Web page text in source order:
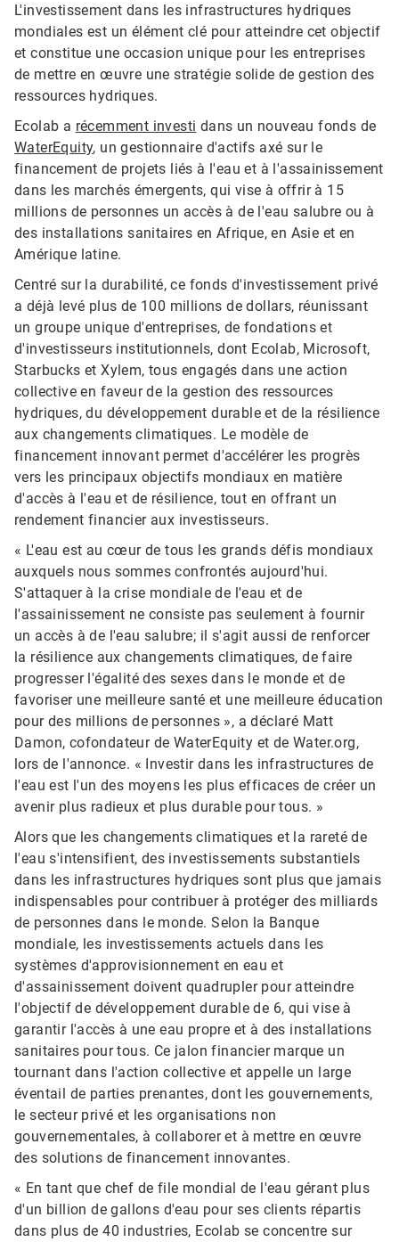
L'investissement dans les infrastructures hydriques
mondiales est un élément clé pour atteindre cet objectif
et constitue une occasion unique pour les entreprises
de mettre en œuvre une stratégie solide de gestion des
ressources hydriques.
Ecolab a récemment investi dans un nouveau fonds de
WaterEquity, un gestionnaire d'actifs axé sur le
financement de projets liés à l'eau et à l'assainissement
dans les marchés émergents, qui vise à offrir à 15
millions de personnes un accès à de l'eau salubre ou à
des installations sanitaires en Afrique, en Asie et en
Amérique latine.
Centré sur la durabilité, ce fonds d'investissement privé
a déjà levé plus de 100 millions de dollars, réunissant
un groupe unique d'entreprises, de fondations et
d'investisseurs institutionnels, dont Ecolab, Microsoft,
Starbucks et Xylem, tous engagés dans une action
collective en faveur de la gestion des ressources
hydriques, du développement durable et de la résilience
aux changements climatiques. Le modèle de
financement innovant permet d'accélérer les progrès
vers les principaux objectifs mondiaux en matière
d'accès à l'eau et de résilience, tout en offrant un
rendement financier aux investisseurs.​​​​​​​
« L'eau est au cœur de tous les grands défis mondiaux
auxquels nous sommes confrontés aujourd'hui.
S'attaquer à la crise mondiale de l'eau et de
l'assainissement ne consiste pas seulement à fournir
un accès à de l'eau salubre; il s'agit aussi de renforcer
la résilience aux changements climatiques, de faire
progresser l'égalité des sexes dans le monde et de
favoriser une meilleure santé et une meilleure éducation
pour des millions de personnes », a déclaré Matt
Damon, cofondateur de WaterEquity et de Water.org,
lors de l'annonce. « Investir dans les infrastructures de
l'eau est l'un des moyens les plus efficaces de créer un
avenir plus radieux et plus durable pour tous. »
Alors que les changements climatiques et la rareté de
l'eau s'intensifient, des investissements substantiels
dans les infrastructures hydriques sont plus que jamais
indispensables pour contribuer à protéger des milliards
de personnes dans le monde. Selon la Banque
mondiale, les investissements actuels dans les
systèmes d'approvisionnement en eau et
d'assainissement doivent quadrupler pour atteindre
l'objectif de développement durable de 6, qui vise à
garantir l'accès à une eau propre et à des installations
sanitaires pour tous.​​​​​​​ Ce jalon financier marque un
tournant dans l'action collective et appelle un large
éventail de parties prenantes, dont les gouvernements,
le secteur privé et les organisations non
gouvernementales, à collaborer et à mettre en œuvre
des solutions de financement innovantes.​​​​​​​
« En tant que chef de file mondial de l'eau gérant plus
d'un billion de gallons d'eau pour ses clients répartis
dans plus de 40 industries, Ecolab se concentre sur